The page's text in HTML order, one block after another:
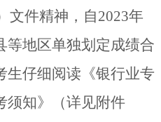
文件精神， 自2023年
等地区单独划定成绩合
生仔细阅读《银行业专
须知》（详见附件